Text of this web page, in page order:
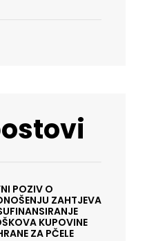
POZIV O
ZAHTJEVA
KUPOVINE
ZA PČELE